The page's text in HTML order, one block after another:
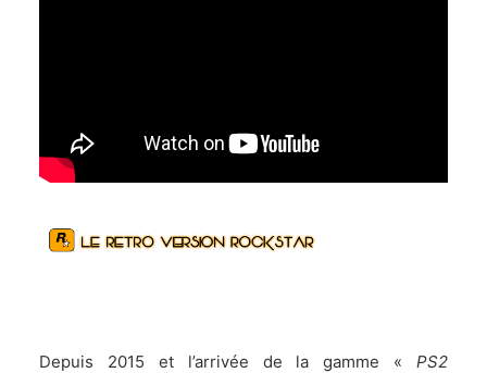
Depuis 2015 et l’arrivée de la gamme « PS2